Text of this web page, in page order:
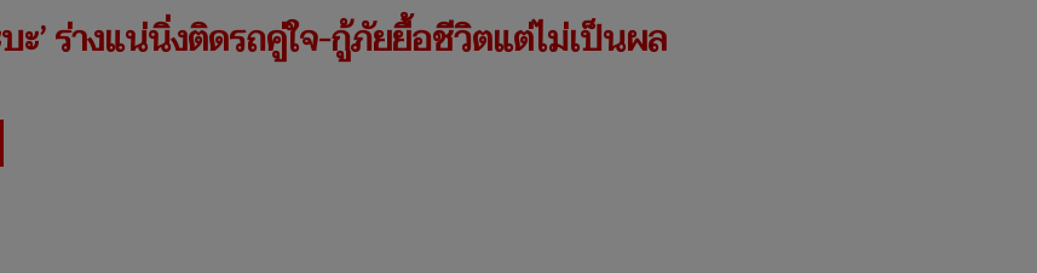
’ ร่างแน่นิ่งติดรถคู่ใจ-กู้ภัยยื้อชีวิตแต่ไม่เป็นผล